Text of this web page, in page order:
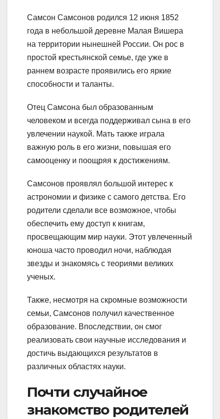
Самсон Самсонов родился 12 июня 1852
года в небольшой деревне Малая Вишера
на территории нынешней России. Он рос в
простой крестьянской семье, где уже в
раннем возрасте проявились его яркие
способности и таланты.
Отец Самсона был образованным
человеком и всегда поддерживал сына в его
увлечении наукой. Мать также играла
важную роль в его жизни, повышая его
самооценку и поощряя к достижениям.
Самсонов проявлял большой интерес к
астрономии и физике с самого детства. Его
родители сделали все возможное, чтобы
обеспечить ему доступ к книгам,
просвещающим мир науки. Этот увлеченный
юноша часто проводил ночи, наблюдая
звезды и знакомясь с теориями великих
ученых.
Также, несмотря на скромные возможности
семьи, Самсонов получил качественное
образование. Впоследствии, он смог
реализовать свои научные исследования и
достичь выдающихся результатов в
различных областях науки.
Почти случайное
знакомство родителей